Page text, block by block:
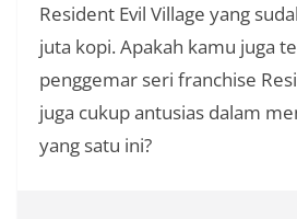
Resident Evil Village yang
juta kopi. Apakah kamu juga
penggemar seri franchise
juga cukup antusias dalam
yang satu ini?